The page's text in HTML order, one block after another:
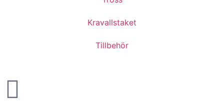
Kravallstaket
Tillbehör